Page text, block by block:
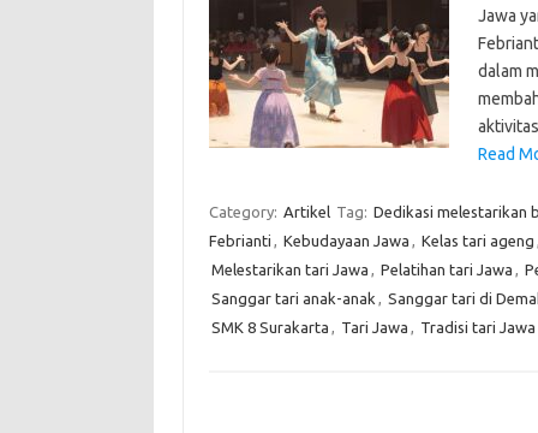
Jawa
dalam
Read
Category: Artikel Tag: Dedikasi melestarikan
Febrianti , Kebudayaan Jawa , Kelas tari ageng ,
Melestarikan tari Jawa , Pelatihan tari Jawa ,
Sanggar tari anak-anak , Sanggar tari di
SMK 8 Surakarta , Tari Jawa , Tradisi tari Jawa